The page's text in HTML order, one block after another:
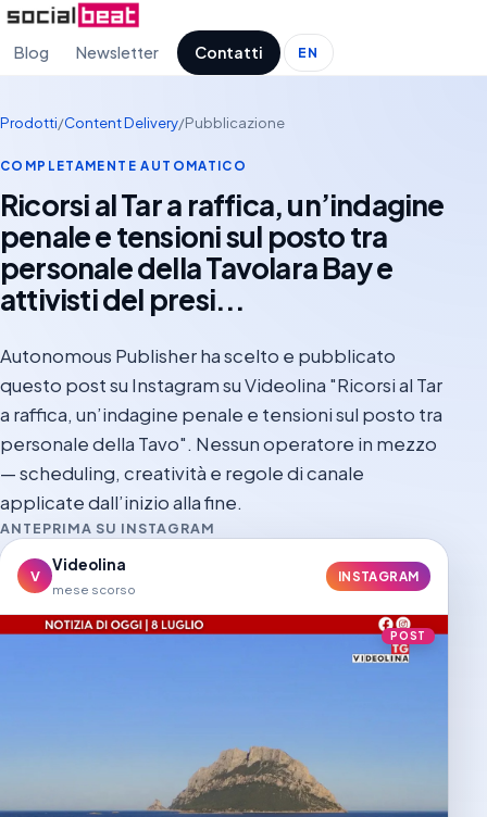
Blog Newsletter Contatti EN
Prodotti/Content Delivery/Pubblicazione
COMPLETAMENTE AUTOMATICO
Ricorsi al Tar a raffica, un’indagine
penale e tensioni sul posto tra
personale della Tavolara Bay e
attivisti del presi...
Autonomous Publisher ha scelto e pubblicato
questo post su Instagram su Videolina "Ricorsi al Tar
a raffica, un’indagine penale e tensioni sul posto tra
personale della Tavo". Nessun operatore in mezzo
— scheduling, creatività e regole di canale
applicate dall’inizio alla fine.
ANTEPRIMA SU INSTAGRAM
V
Videolina
mese scorso
INSTAGRAM
POST